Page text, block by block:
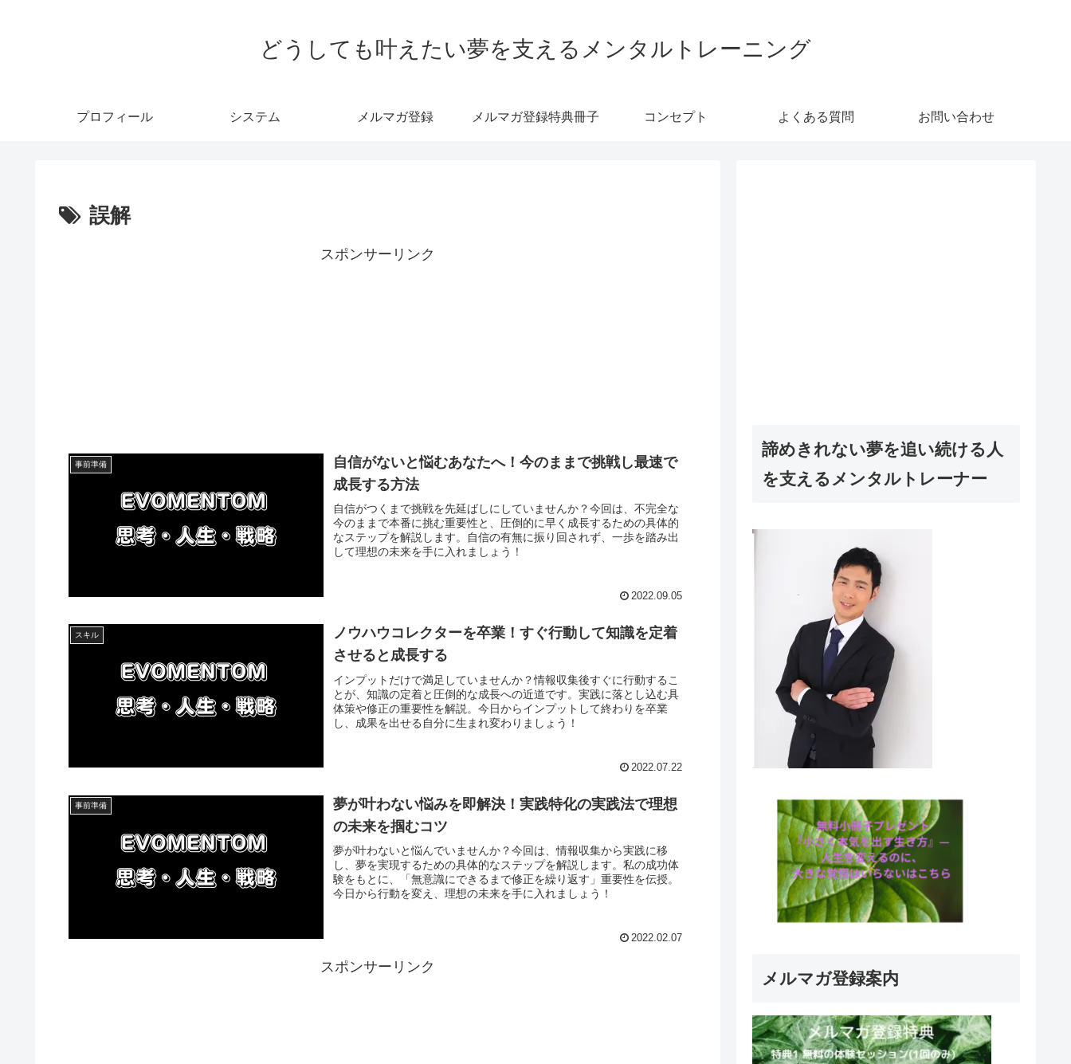
どうしても叶えたい夢を支えるメンタルトレーニング
プロフィール システム メルマガ登録 メルマガ登録特典冊子 コンセプト よくある質問 お問い合わせ
誤解
スポンサーリンク
事前準備
自信がないと悩むあなたへ！今のままで挑戦し最速で
成長する方法
自信がつくまで挑戦を先延ばしにしていませんか？今回は、不完全な
今のままで本番に挑む重要性と、圧倒的に早く成長するための具体的
なステップを解説します。自信の有無に振り回されず、一歩を踏み出
して理想の未来を手に入れましょう！
2022.09.05
スキル
ノウハウコレクターを卒業！すぐ行動して知識を定着
させると成長する
インプットだけで満足していませんか？情報収集後すぐに行動するこ
とが、知識の定着と圧倒的な成長への近道です。実践に落とし込む具
体策や修正の重要性を解説。今日からインプットして終わりを卒業
し、成果を出せる自分に生まれ変わりましょう！
2022.07.22
事前準備
夢が叶わない悩みを即解決！実践特化の実践法で理想
の未来を掴むコツ
夢が叶わないと悩んでいませんか？今回は、情報収集から実践に移
し、夢を実現するための具体的なステップを解説します。私の成功体
験をもとに、「無意識にできるまで修正を繰り返す」重要性を伝授。
今日から行動を変え、理想の未来を手に入れましょう！
2022.02.07
スポンサーリンク
諦めきれない夢を追い続ける人
を支えるメンタルトレーナー
メルマガ登録案内